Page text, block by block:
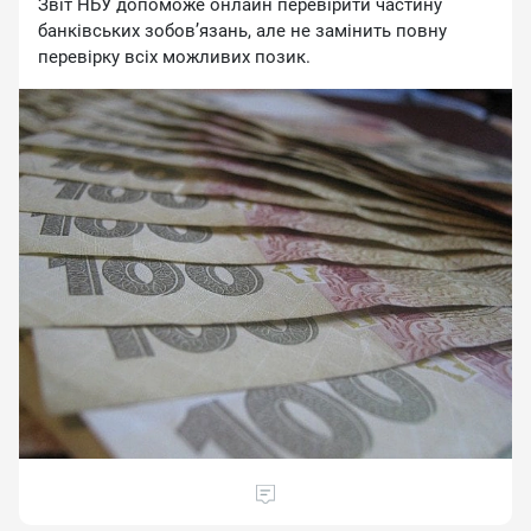
Звіт НБУ допоможе онлайн перевірити частину
банківських зобов’язань, але не замінить повну
перевірку всіх можливих позик.